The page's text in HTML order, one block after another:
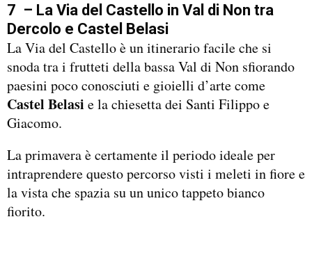
7 – La Via del Castello in Val di Non tra
Dercolo e Castel Belasi
La Via del Castello è un itinerario facile che si
snoda tra i frutteti della bassa Val di Non sfiorando
paesini poco conosciuti e gioielli d’arte come
Castel Belasi e la chiesetta dei Santi Filippo e
Giacomo.
La primavera è certamente il periodo ideale per
intraprendere questo percorso visti i meleti in fiore e
la vista che spazia su un unico tappeto bianco
fiorito.